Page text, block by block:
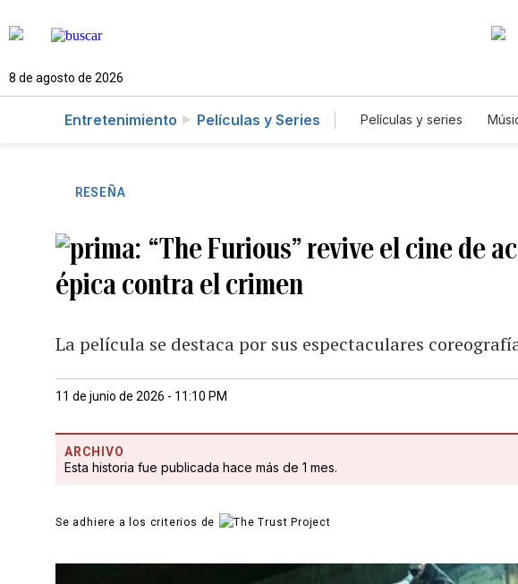
8 de agosto de 2026
Entretenimiento Películas y Series Películas y series
RESEÑA
“The Furious” revive el cine de
épica contra el crimen
La película se destaca por sus espectaculares
11 de junio de 2026 - 11:10 PM
ARCHIVO
Esta historia fue publicada hace más de 1 mes.
Se adhiere a los criterios de